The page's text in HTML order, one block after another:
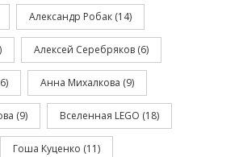
Александр Робак (14)
Алексей Серебряков (6)
Анна Михалкова (9)
(9) Вселенная LEGO (18)
Гоша Куценко (11)